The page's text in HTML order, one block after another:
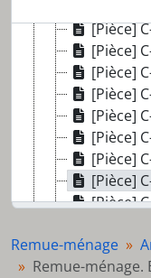
[Pièce] C-
[Pièce] C-
[Pièce] C-
[Pièce] C-
[Pièce] C-
[Pièce] C-
[Pièce] C-
[Pièce] C-
[Pièce] C-
[Pièce] C-
[Pièce] C-
[Pièce] C-
Remue-ménage
Remue-ménage.